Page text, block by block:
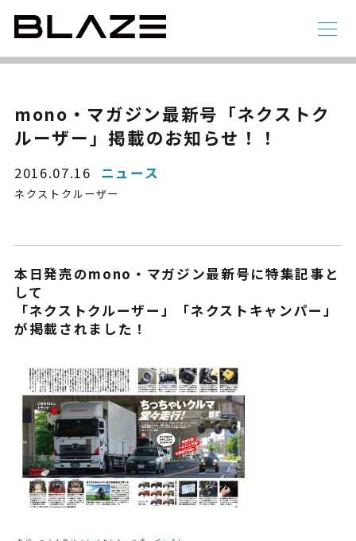
別途
電動アシスト自転車
STYLE e-BIKE
¥225,454（税込¥248,000）
詳細を見る
近くの店舗を見る
購入する
NEWS
mono・マガジン最新号「ネクストク
ルーザー」掲載のお知らせ！！
2016.07.16 ニュース
ネクストクルーザー
本日発売のmono・マガジン最新号に特集記事と
して
「ネクストクルーザー」「ネクストキャンパー」
が掲載されました！